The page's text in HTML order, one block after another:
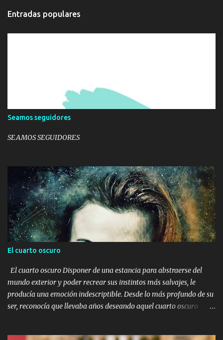
r
o
Entradas populares
Seamos seguidores
SEAMOS SEGUIDORES
El cuarto oscuro
El cuarto oscuro Disponer de una estancia para abstraerse del
mundo exterior y poder recrear sus instintos más salvajes, le
producía una emoción indescriptible. Desde lo más profundo de su
ser, reconocía que llevaba años deseando aquel cuarto oscuro